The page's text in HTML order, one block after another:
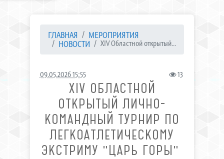
ГЛАВНАЯ
МЕРОПРИЯТИЯ
НОВОСТИ
ХIV Областной открытый...
09.05.2026 15:55 13
ХIV ОБЛАСТНОЙ
ОТКРЫТЫЙ ЛИЧНО-
КОМАНДНЫЙ ТУРНИР ПО
ЛЕГКОАТЛЕТИЧЕСКОМУ
ЭКСТРИМУ "ЦАРЬ ГОРЫ" ​